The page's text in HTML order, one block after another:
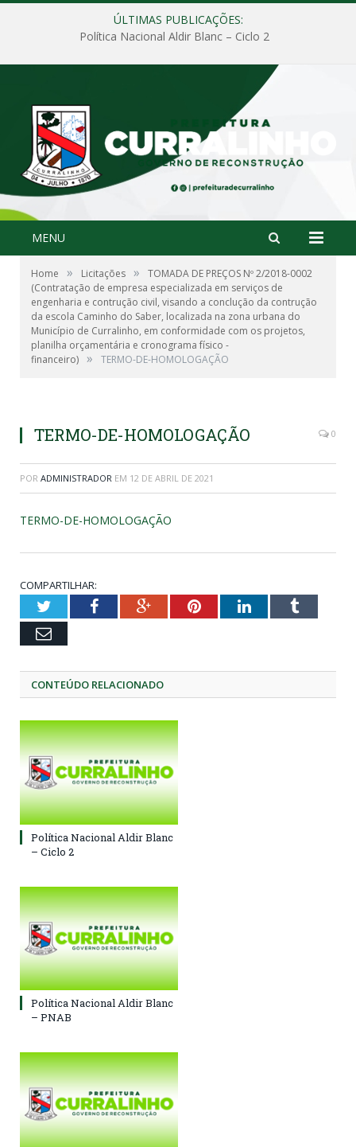
ÚLTIMAS PUBLICAÇÕES:
Política Nacional Aldir Blanc – Ciclo 2
MENU
Home » Licitações »
TOMADA DE PREÇOS Nº 2/2018-0002
(Contratação de empresa especializada em serviços de
engenharia e contrução civil, visando a conclução da contrução
da escola Caminho do Saber, localizada na zona urbana do
Município de Curralinho, em conformidade com os projetos,
planilha orçamentária e cronograma físico -
financeiro) » TERMO-DE-HOMOLOGAÇÃO
TERMO-DE-HOMOLOGAÇÃO 0
POR ADMINISTRADOR EM 12 DE ABRIL DE 2021
TERMO-DE-HOMOLOGAÇÃO
COMPARTILHAR:
TwitterFacebookGoogle+PinterestLinkedInTumblr
Email
CONTEÚDO RELACIONADO
Política Nacional Aldir Blanc
– Ciclo 2
Política Nacional Aldir Blanc
– PNAB